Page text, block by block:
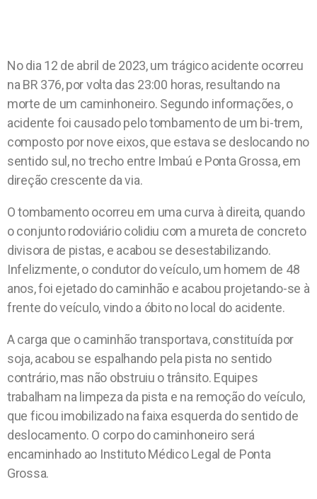
No dia 12 de abril de 2023, um trágico acidente ocorreu
na BR 376, por volta das 23:00 horas, resultando na
morte de um caminhoneiro. Segundo informações, o
acidente foi causado pelo tombamento de um bi-trem,
composto por nove eixos, que estava se deslocando no
sentido sul, no trecho entre Imbaú e Ponta Grossa, em
direção crescente da via.
O tombamento ocorreu em uma curva à direita, quando
o conjunto rodoviário colidiu com a mureta de concreto
divisora de pistas, e acabou se desestabilizando.
Infelizmente, o condutor do veículo, um homem de 48
anos, foi ejetado do caminhão e acabou projetando-se à
frente do veículo, vindo a óbito no local do acidente.
A carga que o caminhão transportava, constituída por
soja, acabou se espalhando pela pista no sentido
contrário, mas não obstruiu o trânsito. Equipes
trabalham na limpeza da pista e na remoção do veículo,
que ficou imobilizado na faixa esquerda do sentido de
deslocamento. O corpo do caminhoneiro será
encaminhado ao Instituto Médico Legal de Ponta
Grossa.